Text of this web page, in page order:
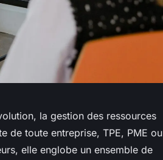
la gestion des ressources
de toute entreprise, TPE, PME ou
elle englobe un ensemble de